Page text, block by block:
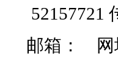
52157721
邮箱：
网